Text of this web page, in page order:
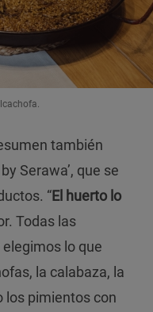
también
Serawa’, que se
“El huerto lo
Todas las
lo que
la calabaza, la
los pimientos con